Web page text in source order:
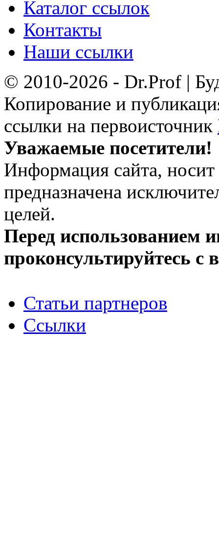
Каталог ссылок
Контакты
Наши ссылки
© 2010-2026 - Dr.Prof |
Копирование и
ссылки на первоисточник
Уважаемые посетители!
Информация сайта, носит
предназначена
целей.
Перед использованием
проконсультируйтесь с
Статьи партнеров
Ссылки